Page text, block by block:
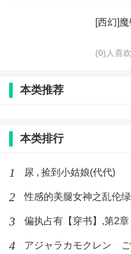
[西幻]
(0)人喜欢
本类推荐
本类排行
1 尿 , 捡到小姑娘(代代)
2
3 偏执占有【穿书】,第2
4